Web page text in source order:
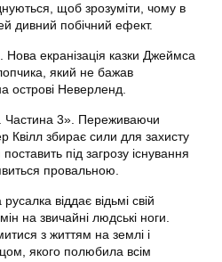
щоб зрозуміти, чому в
дивний побічний ефект.
Нова екранізація казки Джеймса
який не бажав
острові Неверленд.
Частина 3». Переживаючи
Квілл збирає сили для захисту
поставить під загрозу існування
провальною.
віддає відьмі свій
на звичайні людські ноги.
з життям на землі і
якого полюбила всім